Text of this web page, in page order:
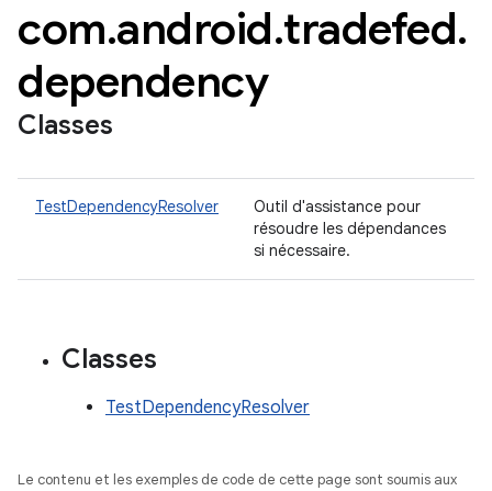
com.android.tradefed.
dependency
Classes
TestDependencyResolver
Outil d'assistance pour
résoudre les dépendances
si nécessaire.
Classes
TestDependencyResolver
Le contenu et les exemples de code de cette page sont soumis aux